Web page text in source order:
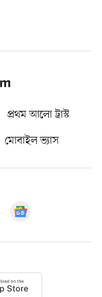
প্রথম আলো ট্রাস্ট
মোবাইল ভ্যাস